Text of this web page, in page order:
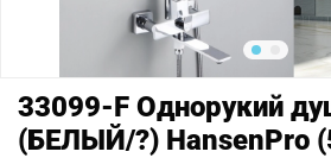
33099-F Однорукий
(БЕЛЫЙ/?) HansenPro